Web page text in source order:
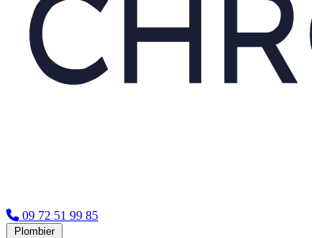
09 72 51 99 85
Plombier